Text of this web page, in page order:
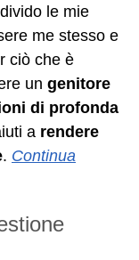
le mie
me stesso e
ciò che è
un genitore
di profonda
a rendere
. Continua